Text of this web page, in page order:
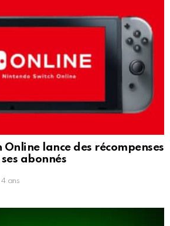
lance des récompenses
abonnés
4 ans